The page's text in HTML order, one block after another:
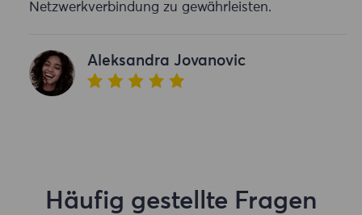
Netzwerkverbindung zu gewährleisten.
Aleksandra Jovanovic
Häufig gestellte Fragen